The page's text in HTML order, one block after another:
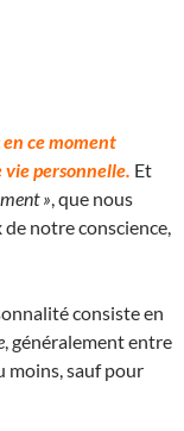
en ce moment
personnelle. Et
» , que nous
notre conscience,
consiste en
, généralement entre
moins, sauf pour